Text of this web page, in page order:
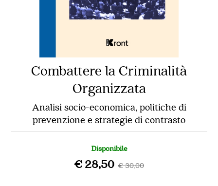
Combattere la Criminalità
Organizzata
Analisi socio-economica, politiche di
prevenzione e strategie di contrasto
Disponibile
€ 28,50 € 30,00